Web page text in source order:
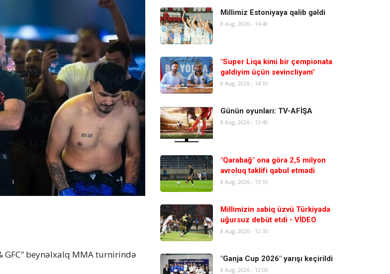
GFC" beynəlxalq MMA turnirində
Millimiz Estoniyaya qalib gəldi
8 Aug, 2026 - 14:40
"Super Liqa kimi bir çempionata
gəldiyim üçün sevincliyəm"
8 Aug, 2026 - 14:10
Günün oyunları: TV-AFİŞA
8 Aug, 2026 - 13:40
"Qarabağ" ona görə 2,5 milyon
avroluq təklifi qəbul etmədi
8 Aug, 2026 - 13:10
Millimizin sabiq üzvü Türkiyədə
uğursuz debüt etdi - VİDEO
8 Aug, 2026 - 12:30
"Ganja Cup 2026" yarışı keçirildi
8 Aug, 2026 - 12:00